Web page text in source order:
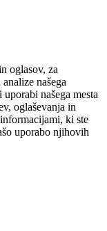
oglasov, za
našega
našega mesta
oglaševanja in
ki ste
uporabo njihovih